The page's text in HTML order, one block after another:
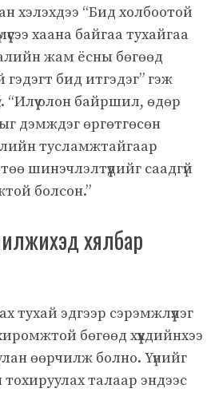
хэлэхдээ “Бид холбоотой
хаана байгаа тухайгаа
жам ёсны бөгөөд
бид итгэдэг” гэж
. “Илүү олон байршил, өдөр
дэмждэг өргөтгөсөн
тусламжтайгаар
шинэчлэлтүүдийг саадгүй
болсон.”
хялбар
тухай эдгээр сэрэмжлүүлэг
бөгөөд хүүхдийнхээ
өөрчилж болно. Үүнийг
тохируулах талаар эндээс